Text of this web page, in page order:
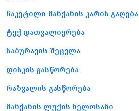
ჩაკეტილი მანქანის კარის გაღება
ტექ დათვალიერება
საბურავის შეცვლა
დისკის გასწორება
რაზვალის გასწორება
მანქანის ლუქის ხელოსანი